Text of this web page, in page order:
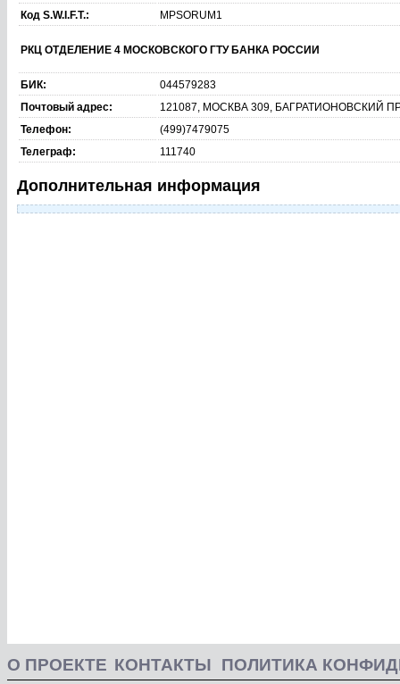
Код S.W.I.F.T.:
MPSORUM1
РКЦ ОТДЕЛЕНИЕ 4 МОСКОВСКОГО ГТУ БАНКА РОССИИ
БИК:
044579283
Почтовый адрес:
121087, МОСКВА 309, БАГРАТИОНОВСКИЙ
Телефон:
(499)7479075
Телеграф:
111740
Дополнительная информация
О ПРОЕКТЕ КОНТАКТЫ ПОЛИТИКА